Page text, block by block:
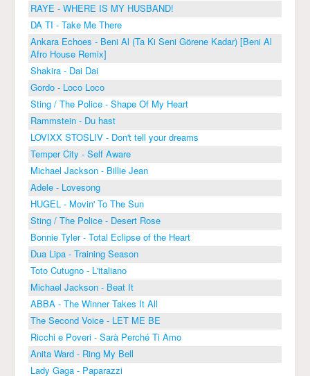
RAYE - WHERE IS MY HUSBAND!
DA TI - Take Me There
Ankara Echoes - Beni Al (Ta Ki Seni Görene Kadar) [Beni Al
Afro House Remix]
Shakira - Dai Dai
Gordo - Loco Loco
Sting / The Police - Shape Of My Heart
Rammstein - Du hast
LOVIXX STOSLIV - Don't tell your dreams
Temper City - Self Aware
Michael Jackson - Billie Jean
Adele - Lovesong
HUGEL - Movin' To The Sun
Sting / The Police - Desert Rose
Bonnie Tyler - Total Eclipse of the Heart
Dua Lipa - Training Season
Toto Cutugno - L'italiano
Michael Jackson - Beat It
ABBA - The Winner Takes It All
The Second Voice - LET ME BE
Ricchi e Poveri - Sarà Perché Ti Amo
Anita Ward - Ring My Bell
Lady Gaga - Paparazzi